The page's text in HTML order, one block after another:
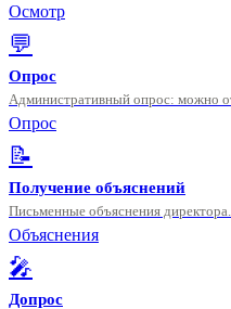
Осмотр
💬
Опрос
Административный опрос: можно
Опрос
📝
Получение объяснений
Письменные объяснения
Объяснения
🎤
Допрос